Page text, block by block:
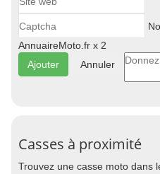
AnnuaireMoto.fr x 2
Annuler
Casses à proximité
Trouvez une casse moto dans